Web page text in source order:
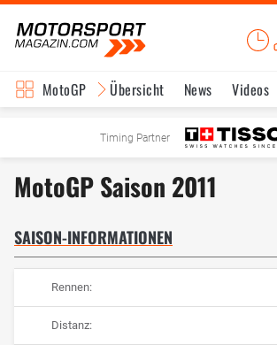
MotoGP Übersicht News Videos
Timing Partner
MotoGP Saison 2011
SAISON-INFORMATIONEN
Rennen:
Distanz: